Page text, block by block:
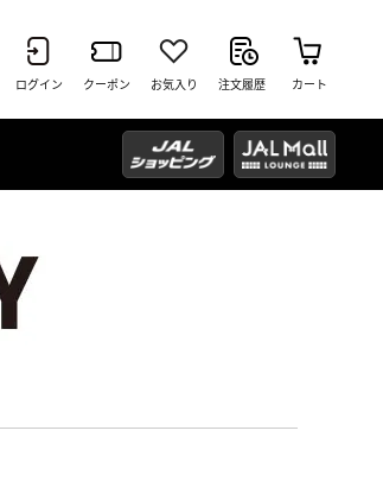
ログイン クーポン お気入り 注文履歴 カート